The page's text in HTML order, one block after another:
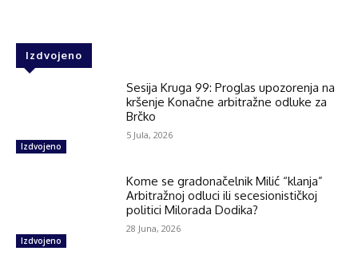
Izdvojeno
Izdvojeno
Sesija Kruga 99: Proglas upozorenja na
kršenje Konačne arbitražne odluke za
Brčko
5 Jula, 2026
Izdvojeno
Kome se gradonačelnik Milić “klanja”
Arbitražnoj odluci ili secesionističkoj
politici Milorada Dodika?
28 Juna, 2026